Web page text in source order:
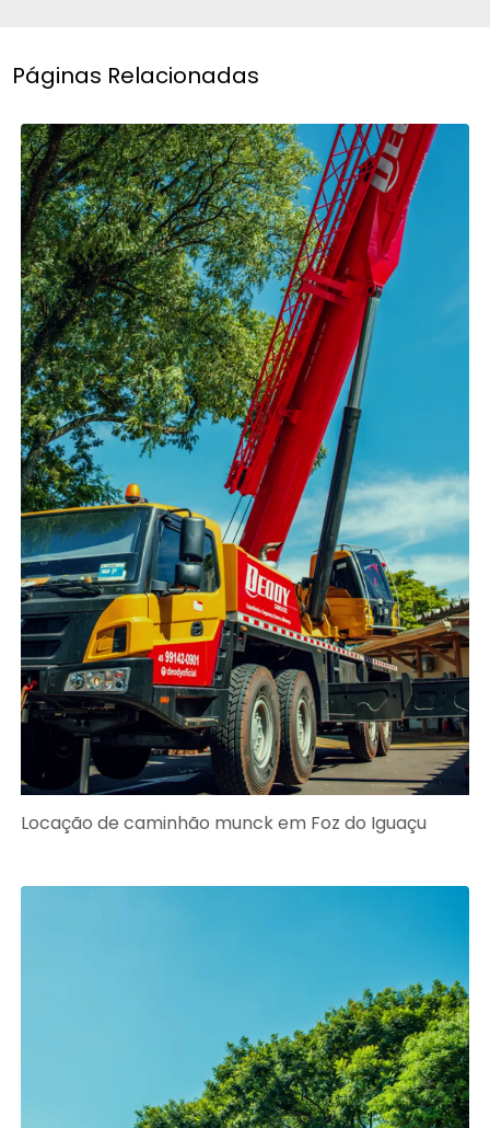
Páginas Relacionadas
Locação de caminhão munck em Foz do Iguaçu